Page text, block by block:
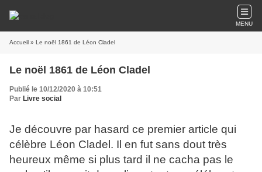
MENU
Accueil » Le noël 1861 de Léon Cladel
Le noël 1861 de Léon Cladel
Publié le 10/12/2020 à 10:51
Par Livre social
Je découvre par hasard ce premier article qui
célèbre Léon Cladel. Il en fut sans dout très
heureux même si plus tard il ne cacha pas le